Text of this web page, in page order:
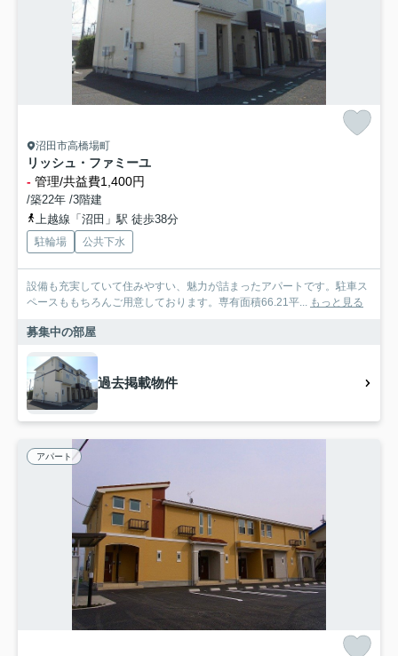
沼田市高橋場町
リッシュ・ファミーユ
- 管理/共益費1,400円
/築22年 /3階建
上越線「沼田」駅 徒歩38分
駐輪場 公共下水
設備も充実していて住みやすい、魅力が詰まったアパートです。駐車ス
ペースももちろんご用意しております。専有面積66.21平... もっと見る
募集中の部屋
過去掲載物件
アパート